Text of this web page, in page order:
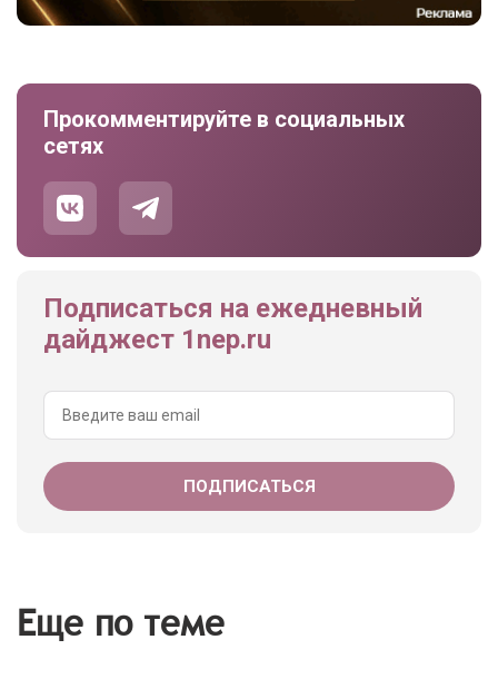
Прокомментируйте в социальных
сетях
Подписаться на ежедневный
дайджест 1nep.ru
Еще по теме